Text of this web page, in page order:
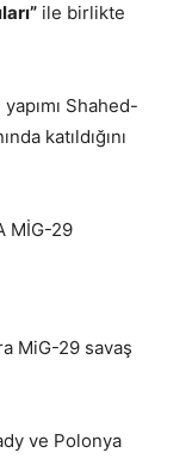
ile birlikte
Shahed-
katıldığını
MİG-29
MiG-29 savaş
ve Polonya